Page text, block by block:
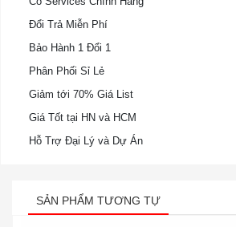
Đổi Trả Miễn Phí
Bảo Hành 1 Đổi 1
Phân Phối Sỉ Lẻ
Giảm tới 70% Giá List
Giá Tốt tại HN và HCM
Hỗ Trợ Đại Lý và Dự Án
SẢN PHẨM TƯƠNG TỰ